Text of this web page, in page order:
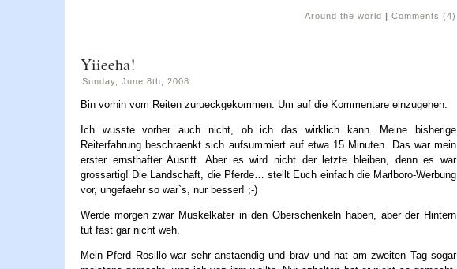
Around the world | Comments (4)
Yiieeha!
Sunday, June 8th, 2008
Bin vorhin vom Reiten zurueckgekommen. Um auf die Kommentare einzugehen:
Ich wusste vorher auch nicht, ob ich das wirklich kann. Meine bisherige
Reiterfahrung beschraenkt sich aufsummiert auf etwa 15 Minuten. Das war mein
erster ernsthafter Ausritt. Aber es wird nicht der letzte bleiben, denn es war
grossartig! Die Landschaft, die Pferde… stellt Euch einfach die Marlboro-Werbung
vor, ungefaehr so war`s, nur besser! ;-)
Werde morgen zwar Muskelkater in den Oberschenkeln haben, aber der Hintern
tut fast gar nicht weh.
Mein Pferd Rosillo war sehr anstaendig und brav und hat am zweiten Tag sogar